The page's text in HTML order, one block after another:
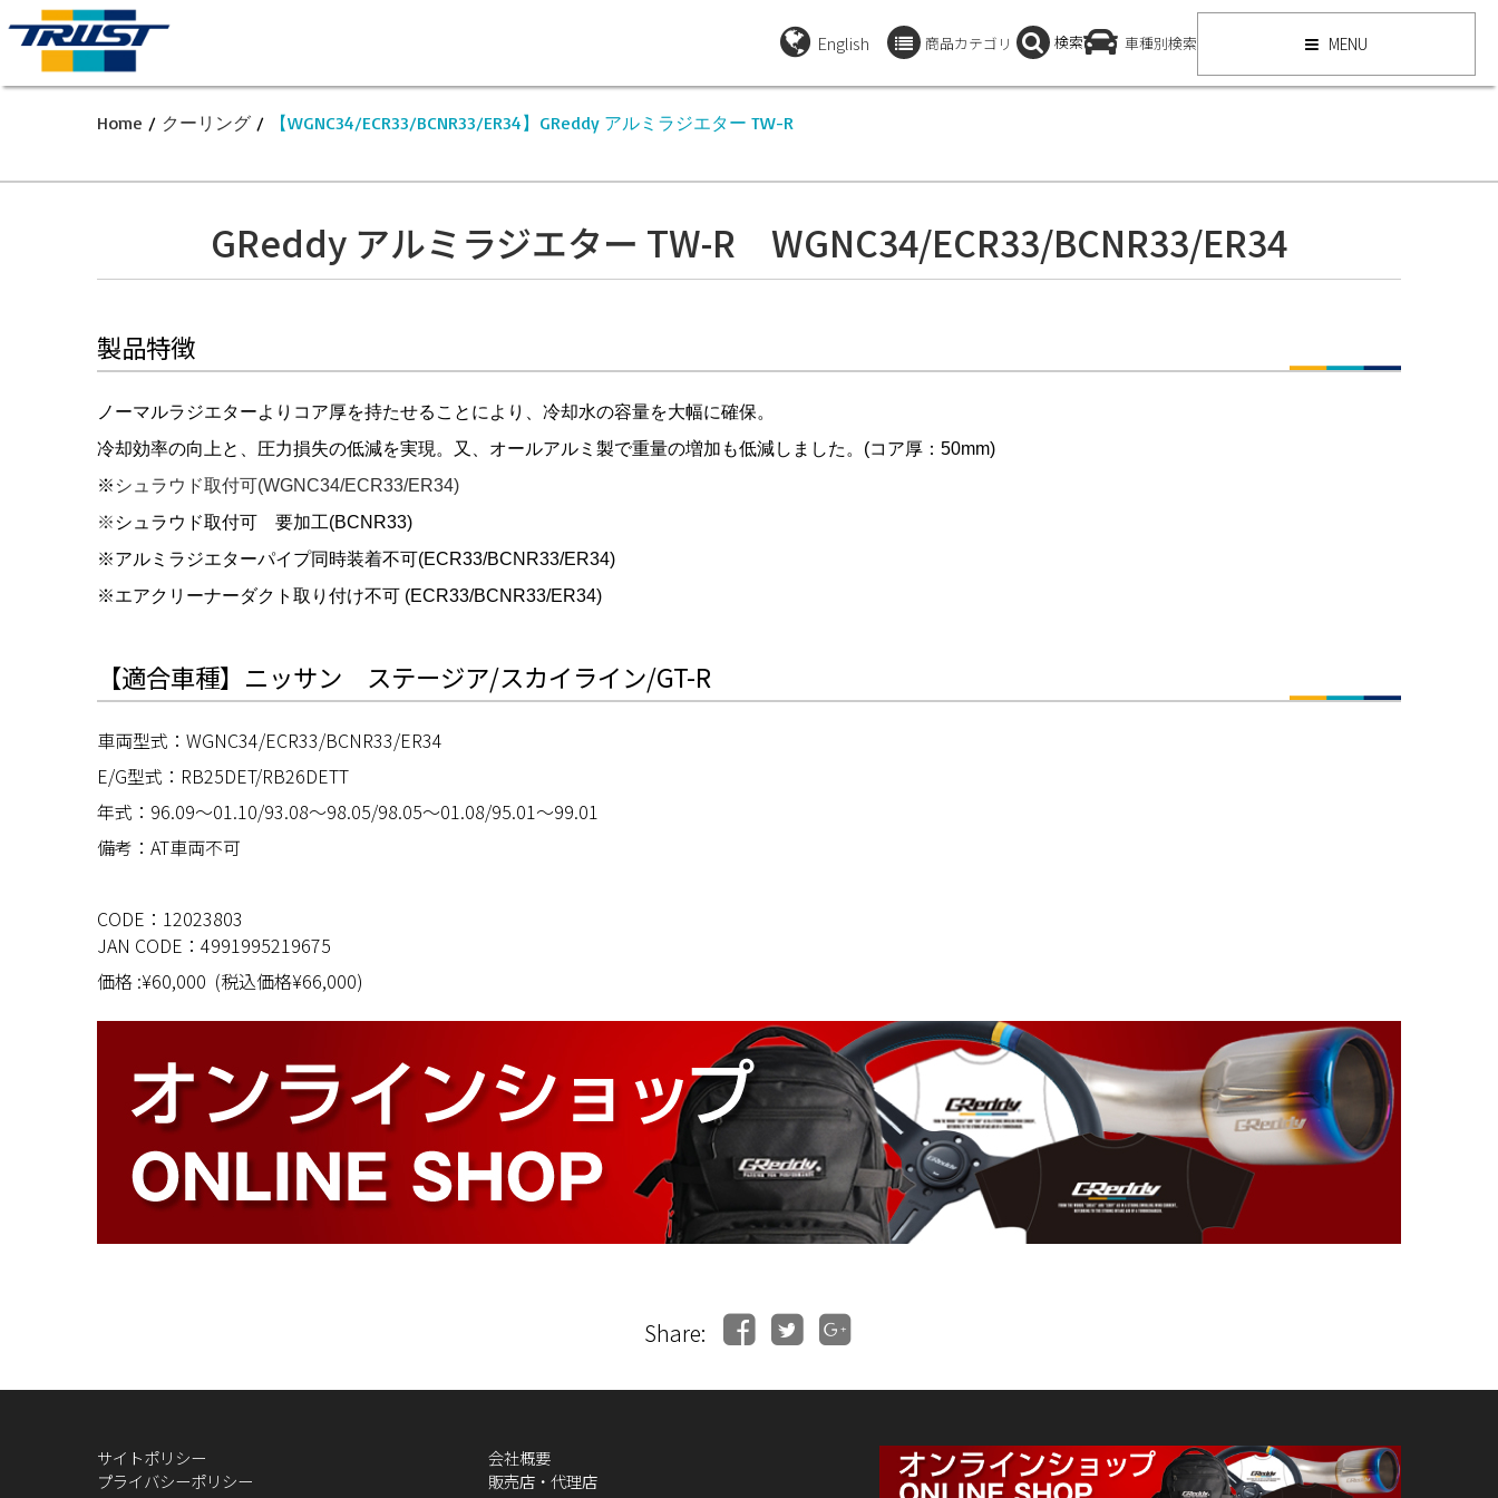
English 商品カテゴリ 検索 車種別検索 MENU
Home / クーリング / 【WGNC34/ECR33/BCNR33/ER34】GReddy アルミラジエター TW-R
GReddy アルミラジエター TW-R WGNC34/ECR33/BCNR33/ER34
製品特徴
ノーマルラジエターよりコア厚を持たせることにより、冷却水の容量を大幅に確保。
冷却効率の向上と、圧力損失の低減を実現。又、オールアルミ製で重量の増加も低減しました。(コア厚：50mm)
※ シュラウド取付可(WGNC34/ECR33/ER34)
※ シュラウド取付可 要加工(BCNR33)
※アルミ ラジエターパイプ同時装着不可(ECR33/BCNR33/ER34)
※エアクリーナーダクト取り付け不可 (ECR33/BCNR33/ER34)
【適合車種】ニッサン ステージア/スカイライン/GT-R
車両型式：WGNC34/ECR33/BCNR33/ER34
E/G型式：RB25DET/RB26DETT
年式：96.09〜01.10/93.08〜98.05/98.05〜01.08/95.01〜99.01
備考：AT車両不可
CODE：12023803
JAN CODE：4991995219675
価格 :¥60,000 (税込価格¥66,000)
Share:
会社概要
販売店・代理店
サイトポリシー
プライバシーポリシー